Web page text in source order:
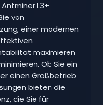
L3+
von
einer modernen
maximieren
Ob Sie ein
einen Großbetrieb
bieten die
die Sie für